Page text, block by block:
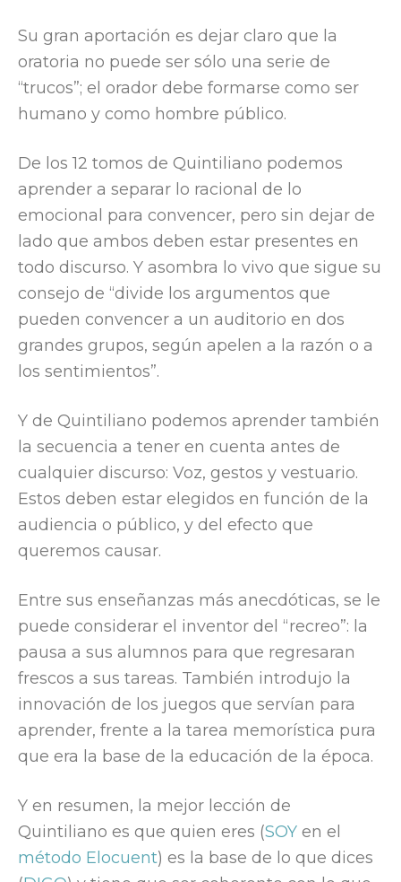
Su gran aportación es dejar claro que la
oratoria no puede ser sólo una serie de
“trucos”; el orador debe formarse como ser
humano y como hombre público.
De los 12 tomos de Quintiliano podemos
aprender a separar lo racional de lo
emocional para convencer, pero sin dejar de
lado que ambos deben estar presentes en
todo discurso. Y asombra lo vivo que sigue su
consejo de “divide los argumentos que
pueden convencer a un auditorio en dos
grandes grupos, según apelen a la razón o a
los sentimientos”.
Y de Quintiliano podemos aprender también
la secuencia a tener en cuenta antes de
cualquier discurso: Voz, gestos y vestuario.
Estos deben estar elegidos en función de la
audiencia o público, y del efecto que
queremos causar.
Entre sus enseñanzas más anecdóticas, se le
puede considerar el inventor del “recreo”: la
pausa a sus alumnos para que regresaran
frescos a sus tareas. También introdujo la
innovación de los juegos que servían para
aprender, frente a la tarea memorística pura
que era la base de la educación de la época.
Y en resumen, la mejor lección de
Quintiliano es que quien eres (SOY en el
método Elocuent) es la base de lo que dices